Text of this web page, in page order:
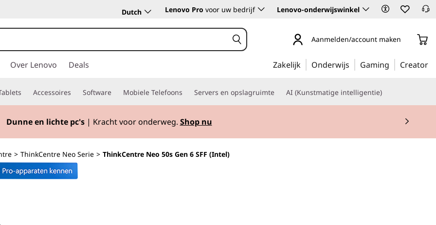
Dutch Lenovo Pro voor uw bedrijf Lenovo-onderwijswinkel
Aanmelden/account maken
Over Lenovo Deals Zakelijk Onderwijs Gaming Creator
Accessoires Software Mobiele Telefoons Servers en opslagruimte AI (Kunstmatige intelligentie)
Dunne en lichte pc's| Kracht voor onderweg. Shop nu
> ThinkCentre Neo Serie > ThinkCentre Neo 50s Gen 6 SFF (Intel)